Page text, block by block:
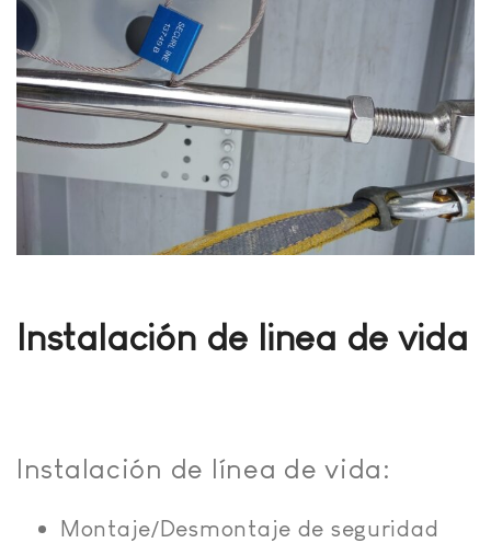
Instalación de linea de vida
Instalación de línea de vida:
Montaje/Desmontaje de seguridad